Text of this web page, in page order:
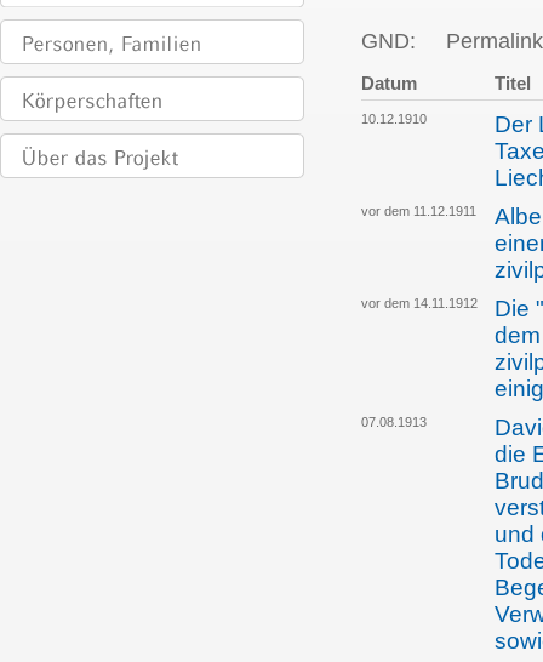
GND:
Datum Titel
10.12.1910
Der
vor dem 11.12.1911
vor dem 14.11.1912
Die
07.08.1913
die
und